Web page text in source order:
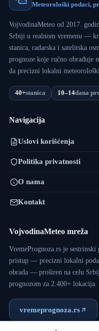
Meteorološki podaci,
VojvodinaMeteo od 2017.
Srbiji u realnom vremenu —
stanica, radarska i satelitska
prognoze koje ručno obrađuje
da precizni lokalni
40+stanica 10–14dana
Navigacija
Uslovi korišćenja
Politika privatnosti
O nama
Kontakt
VojvodinaMeteo mreža
VremePrognoza.rs je
pristup — precizni lokalni
obrada — proširen na celu
prognozom za 2.400+ lokacija.
vremeprognoza.rs